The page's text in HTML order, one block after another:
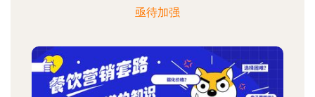
亟待加强